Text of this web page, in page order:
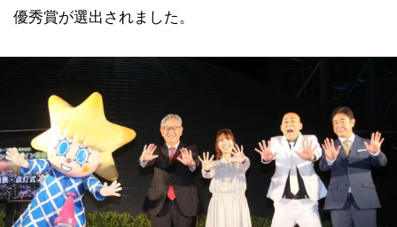
優秀賞が選出されました。